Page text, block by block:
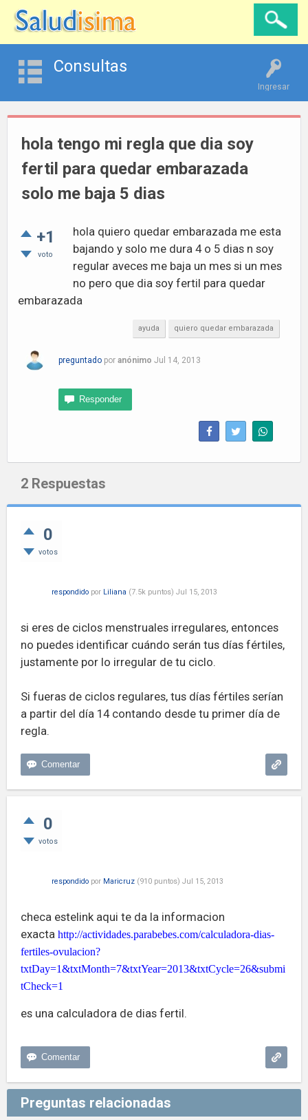
Ingresar
Consultas
hola tengo mi regla que dia soy
fertil para quedar embarazada
solo me baja 5 dias
+1
voto
hola quiero quedar embarazada me esta
bajando y solo me dura 4 o 5 dias n soy
regular aveces me baja un mes si un mes
no pero que dia soy fertil para quedar
embarazada
ayuda quiero quedar embarazada
preguntado por anónimo Jul 14, 2013
2 Respuestas
0
votos
respondido por Liliana (7.5k puntos) Jul 15, 2013
si eres de ciclos menstruales irregulares, entonces
no puedes identificar cuándo serán tus días fértiles,
justamente por lo irregular de tu ciclo.
Si fueras de ciclos regulares, tus días fértiles serían
a partir del día 14 contando desde tu primer día de
regla.
0
votos
respondido por Maricruz (910 puntos) Jul 15, 2013
checa estelink aqui te da la informacion
exacta http://actividades.parabebes.com/calculadora-dias-
fertiles-ovulacion?
txtDay=1&txtMonth=7&txtYear=2013&txtCycle=26&submi
tCheck=1
es una calculadora de dias fertil.
Preguntas relacionadas